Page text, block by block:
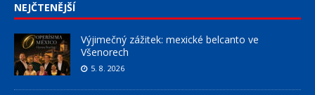
NEJČTENĚJŠÍ
Výjimečný zážitek: mexické belcanto ve
Všenorech
5. 8. 2026